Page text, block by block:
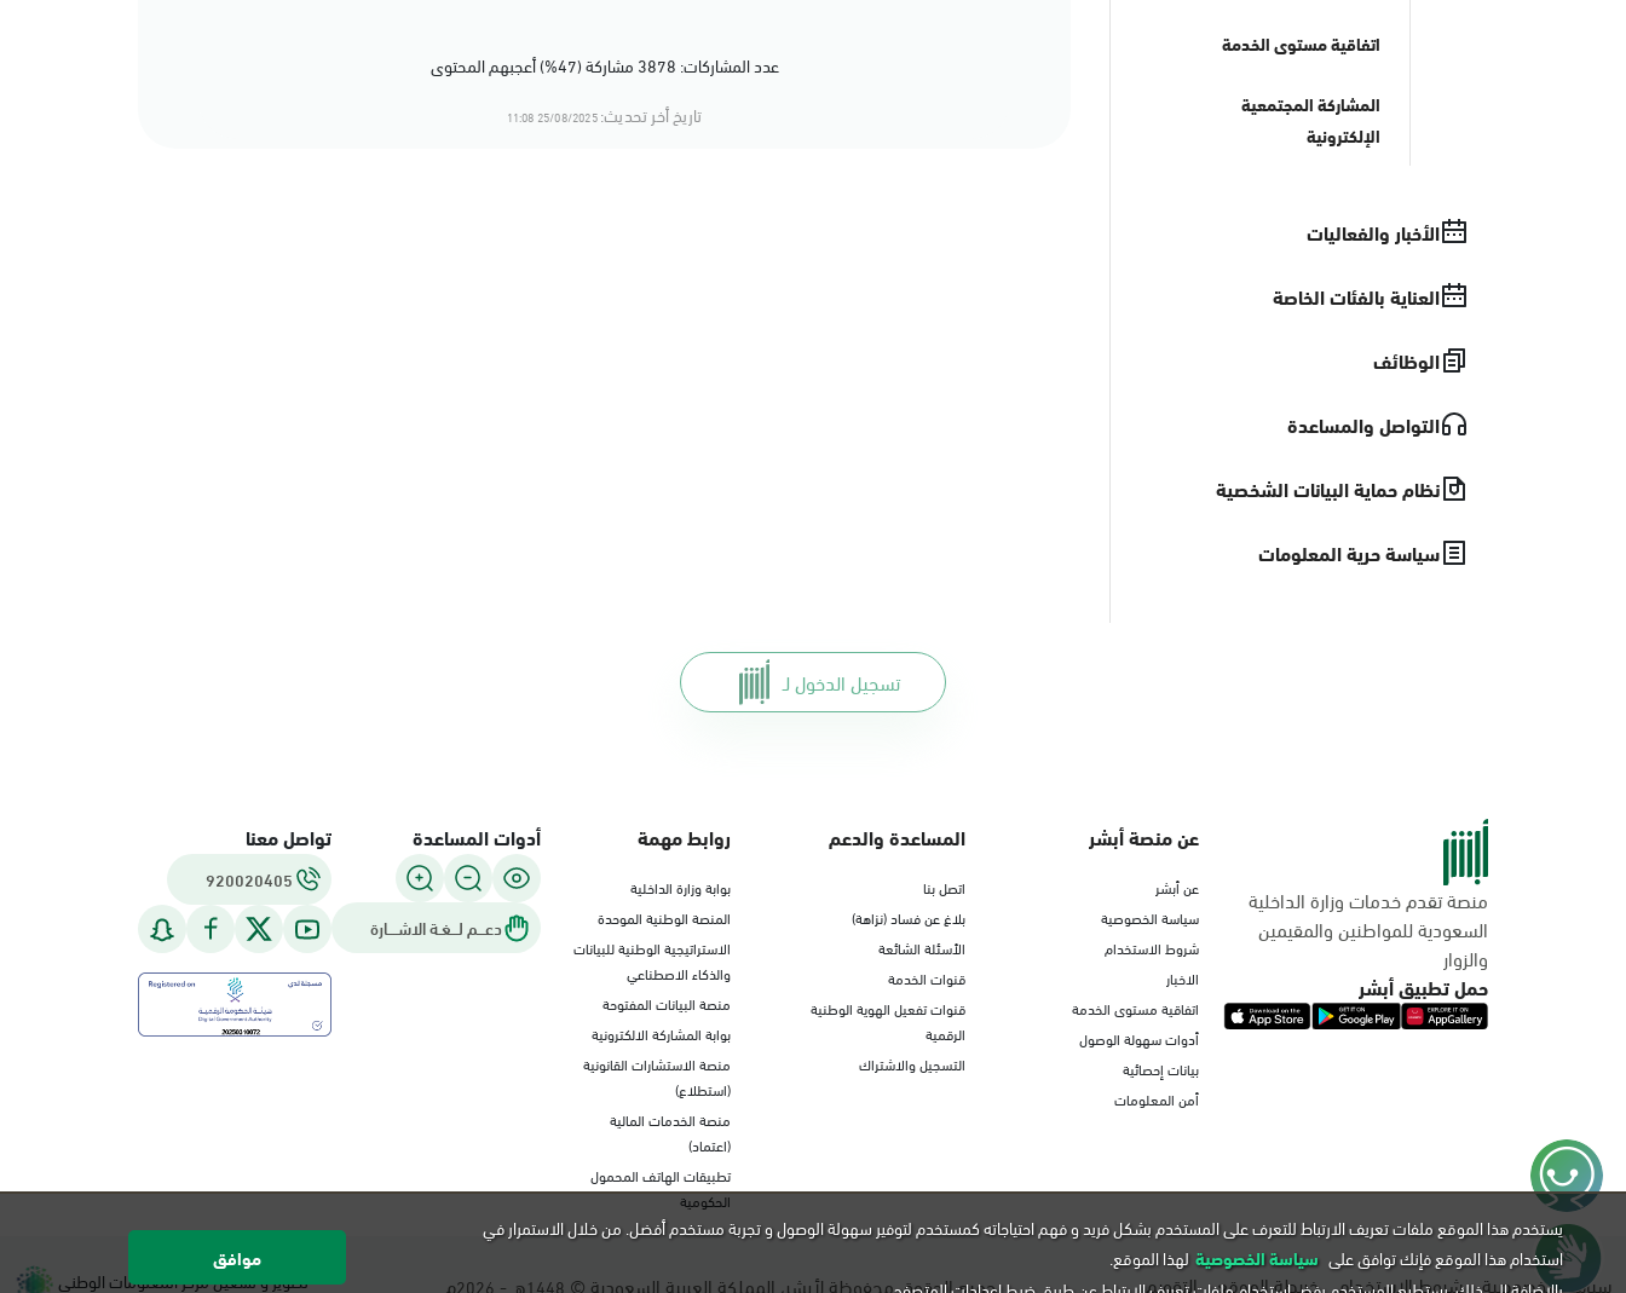
اتفاقية مستوى الخدمة
المشاركة المجتمعية
الإلكترونية
الأخبار والفعاليات
العناية بالفئات الخاصة
الوظائف
التواصل والمساعدة
نظام حماية البيانات الشخصية
سياسة حرية المعلومات
عدد المشاركات: 3878 مشاركة (47%) أعجبهم المحتوى
تاريخ أخر تحديث:25/08/2025 11:08
تسجيل الدخول لـ
منصة تقدم خدمات وزارة الداخلية
السعودية للمواطنين والمقيمين
والزوار
حمل تطبيق أبشر
عن منصة أبشر
عن أبشر
سياسة الخصوصية
شروط الاستخدام
الاخبار
اتفاقية مستوى الخدمة
أدوات سهولة الوصول
بيانات إحصائية
أمن المعلومات
المساعدة والدعم
اتصل بنا
بلاغ عن فساد (نزاهة)
الأسئلة الشائعة
قنوات الخدمة
قنوات تفعيل الهوية الوطنية
الرقمية
التسجيل والاشتراك
روابط مهمة
بوابة وزارة الداخلية
المنصة الوطنية الموحدة
الاستراتيجية الوطنية للبيانات
والذكاء الاصطناعي
منصة البيانات المفتوحة
بوابة المشاركة الالكترونية
منصة الاستشارات القانونية
(استطلاع)
منصة الخدمات المالية
(اعتماد)
تطبيقات الهاتف المحمول
الحكومية
أدوات المساعدة
دعـــم لـــغـة الاشــــارة
تواصل معنا
920020405
سياسة الخصوصية شروط الاستخدام خريطة الموقع التقويم جميع الحقوق محفوظة لأبشر، المملكة العربية السعودية © 1448هـ - 2026م. تطوير و تشغيل مركز المعلومات الوطني
يستخدم هذا الموقع ملفات تعريف الارتباط للتعرف على المستخدم بشكل فريد و فهم احتياجاته كمستخدم لتوفير سهولة الوصول و تجربة مستخدم أفضل. من خلال الاستمرار في
استخدام هذا الموقع فإنك توافق على سياسة الخصوصية لهذا الموقع.
موافق